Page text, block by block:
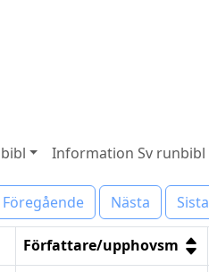
Information Sv runbibl
Föregående Nästa Sista
Författare/upphovsm